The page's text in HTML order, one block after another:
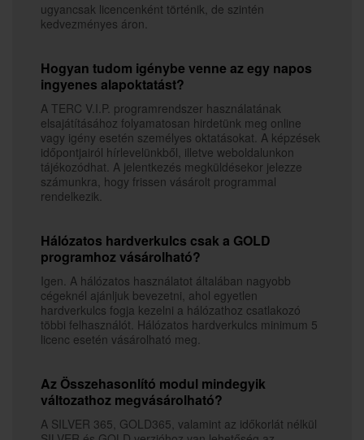
ugyancsak licencenként történik, de szintén
kedvezményes áron.
Hogyan tudom igénybe venne az egy napos
ingyenes alapoktatást?
A TERC V.I.P. programrendszer használatának
elsajátításához folyamatosan hirdetünk meg online
vagy igény esetén személyes oktatásokat. A képzések
időpontjairól hírlevelünkből, illetve weboldalunkon
tájékozódhat. A jelentkezés megküldésekor jelezze
számunkra, hogy frissen vásárolt programmal
rendelkezik.
Hálózatos hardverkulcs csak a GOLD
programhoz vásárolható?
Igen. A hálózatos használatot általában nagyobb
cégeknél ajánljuk bevezetni, ahol egyetlen
hardverkulcs fogja kezelni a hálózathoz csatlakozó
többi felhasználót. Hálózatos hardverkulcs minimum 5
licenc esetén vásárolható meg.
Az Összehasonlító modul mindegyik
változathoz megvásárolható?
A SILVER 365, GOLD365, valamint az időkorlát nélkül